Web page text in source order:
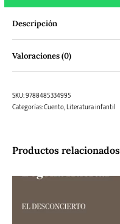
Descripción
Valoraciones (0)
SKU:9788485334995
Categorías:Cuento,Literatura infantil
Productos relacionados